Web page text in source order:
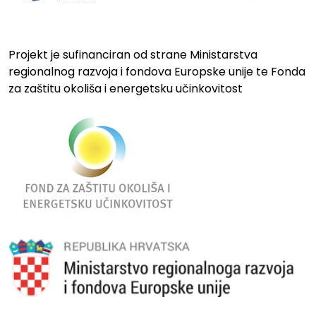
Projekt je sufinanciran od strane Ministarstva
regionalnog razvoja i fondova Europske unije te Fonda
za zaštitu okoliša i energetsku učinkovitost